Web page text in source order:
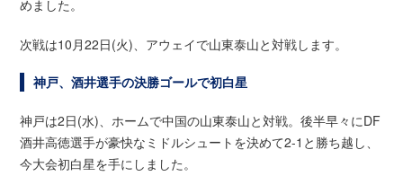
めました。
次戦は10月22日(火)、アウェイで山東泰山と対戦します。
神戸、酒井選手の決勝ゴールで初白星
神戸は2日(水)、ホームで中国の山東泰山と対戦。後半早々にDF
酒井高徳選手が豪快なミドルシュートを決めて2-1と勝ち越し、
今大会初白星を手にしました。